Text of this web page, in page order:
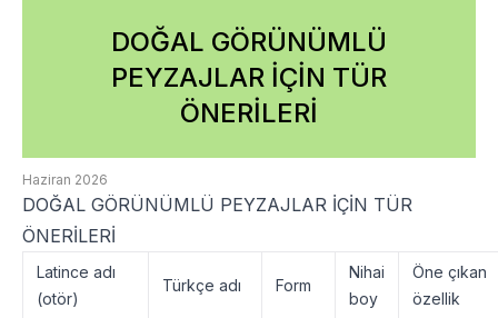
DOĞAL GÖRÜNÜMLÜ
PEYZAJLAR İÇİN TÜR
ÖNERİLERİ
Haziran 2026
DOĞAL GÖRÜNÜMLÜ PEYZAJLAR İÇİN TÜR
ÖNERİLERİ
Latince adı
(otör)
Türkçe adı Form
Nihai
boy
Öne çıkan
özellik